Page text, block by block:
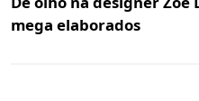
mega elaborados